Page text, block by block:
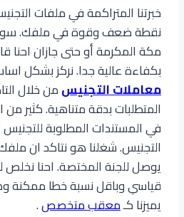
خبرتنا المتراكمة في ملفات
نقطة ضعف وقوة في ملفك.
مكة المكرمة أو حتى جازان احنا
بكفاءة عالية جدا. نركز بشكل
معاملات التجنيسمن خلال
المتطلبات بدقة متناهية. كثير
في المستندات المطلوبة
التجنيس. شغلنا هو نتاكد ان
يوصل للجنة المختصة. احنا
قياسي وباقل نسبة خطا ممكنة
يميزنا كـمعقب متخصص.